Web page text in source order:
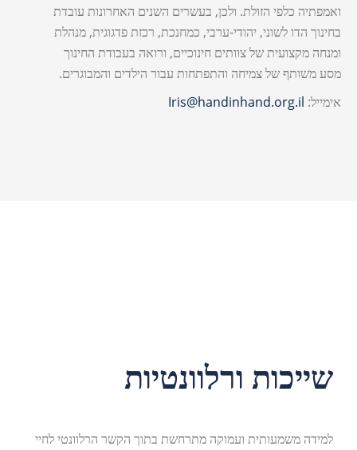
ואמפתיה כלפי הזולת. ולכן, בעשרים השנים האחרונות עובדת
בחינוך הדו לשוני, יהודי-ערבי, כמחנכת, רכזת פדגוגית, מנהלת
ומנחה מקצועית של צוותים חינוכיים, ורואה בעבודת החינוך
מסע משותף של צמיחה והתפתחות עבור הילדים והמבוגרים.
אימייל: Iris@handinhand.org.il
שייכות ורלוונטיות
למידה משמעותית ועמוקה מתרחשת בתוך הקשר הרלוונטי לחיי